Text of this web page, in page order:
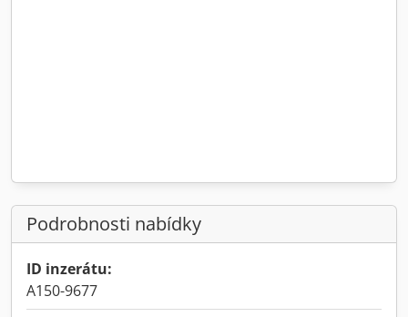
Podrobnosti nabídky
ID inzerátu:
A150-9677